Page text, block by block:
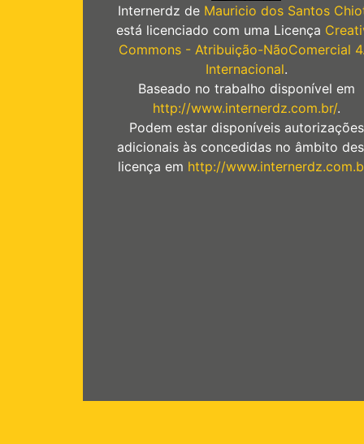
Internerdz de Mauricio dos Santos
está licenciado com uma Licença
Commons - Atribuição-NãoComercial
Internacional.
Baseado no trabalho disponível em
http://www.internerdz.com.br/.
Podem estar disponíveis autorizações
adicionais às concedidas no âmbito
licença em http://